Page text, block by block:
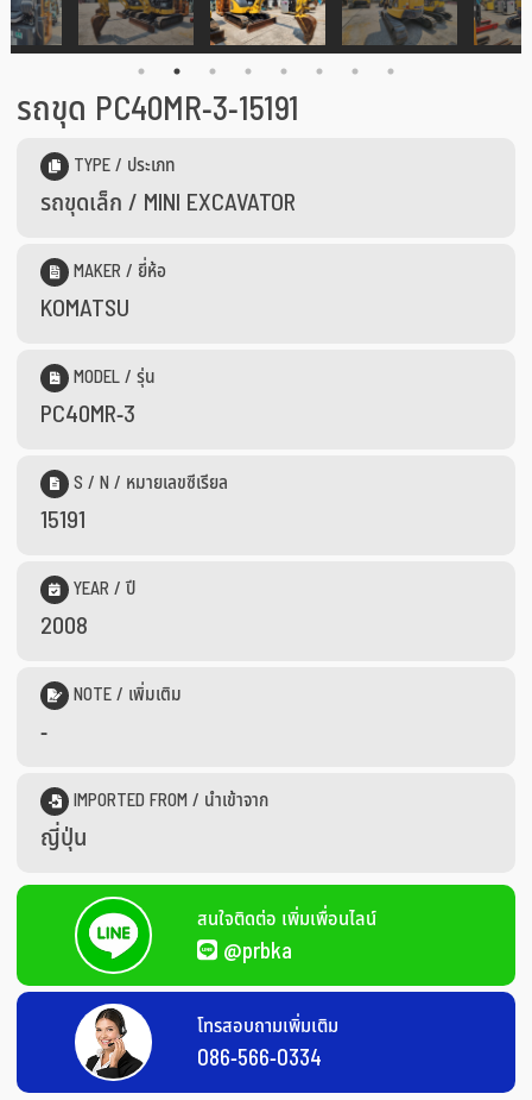
รถขุด PC40MR-3-15191
TYPE / ประเภท
รถขุดเล็ก / MINI EXCAVATOR
MAKER / ยี่ห้อ
KOMATSU
MODEL / รุ่น
PC40MR-3
S / N / หมายเลขซีเรียล
15191
YEAR / ปี
2008
NOTE / เพิ่มเติม
-
IMPORTED FROM / นำเข้าจาก
ญี่ปุ่น
สนใจติดต่อ เพิ่มเพื่อนไลน์
@prbka
โทรสอบถามเพิ่มเติม
086-566-0334